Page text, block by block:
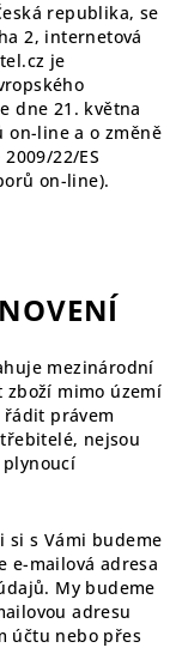
republika, se
2, internetová
je
dne 21. května
on-line a o změně
22/ES
on-line).
mezinárodní
mimo území
řádit právem
nejsou
si s Vámi budeme
e-mailová adresa
My budeme
adresu
účtu nebo přes